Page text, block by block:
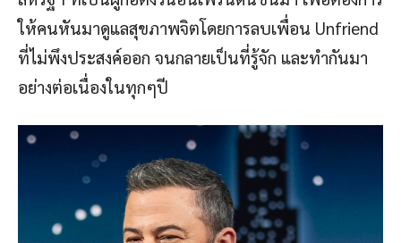
ให้คนหันมาดูแลสุขภาพจิตโดยการลบเพื่อน Unfriend
ที่ไม่พึงประสงค์ออก จนกลายเป็นที่รู้จัก และทำกันมา
อย่างต่อเนื่องในทุกๆปี